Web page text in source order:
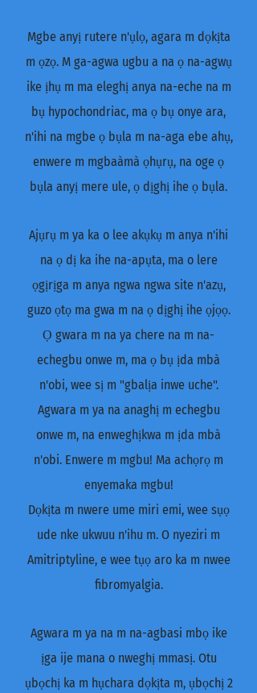
Mgbe anyị rutere n'ụlọ, agara m dọkịta
m ọzọ. M ga-agwa ugbu a na ọ na-agwụ
ike ịhụ m ma eleghị anya na-eche na m
bụ hypochondriac, ma ọ bụ onye ara,
n'ihi na mgbe ọ bụla m na-aga ebe ahụ,
enwere m mgbaàmà ọhụrụ, na oge ọ
bụla anyị mere ule, ọ dịghị ihe ọ bụla.
Ajụrụ m ya ka o lee akụkụ m anya n'ihi
na ọ dị ka ihe na-apụta, ma o lere
ọgịrịga m anya ngwa ngwa site n'azụ,
guzo ọtọ ma gwa m na ọ dịghị ihe ọjọọ.
Ọ gwara m na ya chere na m na-
echegbu onwe m, ma ọ bụ ịda mbà
n'obi, wee sị m "gbalịa inwe uche".
Agwara m ya na anaghị m echegbu
onwe m, na enweghịkwa m ịda mbà
n'obi. Enwere m mgbu! Ma achọrọ m
enyemaka mgbu!
Dọkịta m nwere ume miri emi, wee sụọ
ude nke ukwuu n'ihu m. O nyeziri m
Amitriptyline, e wee tụọ aro ka m nwee
fibromyalgia.
Agwara m ya na m na-agbasi mbọ ike
ịga ije mana o nweghị mmasị. Otu
ụbọchị ka m hụchara dọkịta m, ụbọchị 2